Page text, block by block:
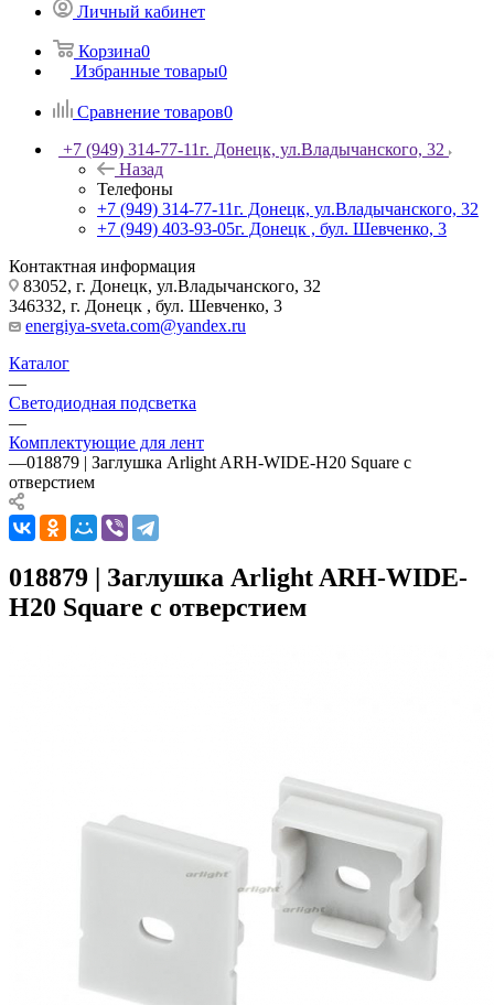
Личный кабинет
Корзина0
Избранные товары0
Сравнение товаров0
+7 (949) 314-77-11г. Донецк, ул.Владычанского, 32
Назад
Телефоны
+7 (949) 314-77-11г. Донецк, ул.Владычанского, 32
+7 (949) 403-93-05г. Донецк , бул. Шевченко, 3
Контактная информация
83052, г. Донецк, ул.Владычанского, 32
346332, г. Донецк , бул. Шевченко, 3
energiya-sveta.com@yandex.ru
Каталог
—
Светодиодная подсветка
—
Комплектующие для лент
—018879 | Заглушка Arlight ARH-WIDE-H20 Square с
отверстием
018879 | Заглушка Arlight ARH-WIDE-
H20 Square с отверстием